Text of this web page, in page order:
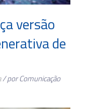
versão
de
/ por Comunicação